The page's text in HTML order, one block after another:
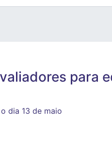
para
dia 13 de maio